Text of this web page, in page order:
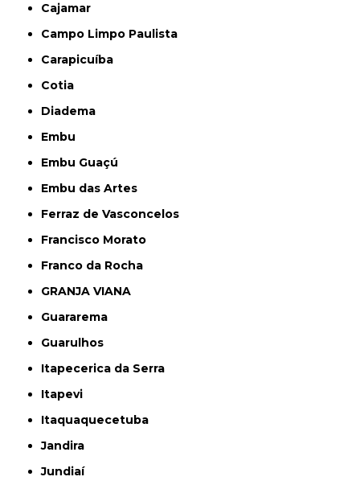
Cajamar
Campo Limpo Paulista
Carapicuíba
Cotia
Diadema
Embu
Embu Guaçú
Embu das Artes
Ferraz de Vasconcelos
Francisco Morato
Franco da Rocha
GRANJA VIANA
Guararema
Guarulhos
Itapecerica da Serra
Itapevi
Itaquaquecetuba
Jandira
Jundiaí